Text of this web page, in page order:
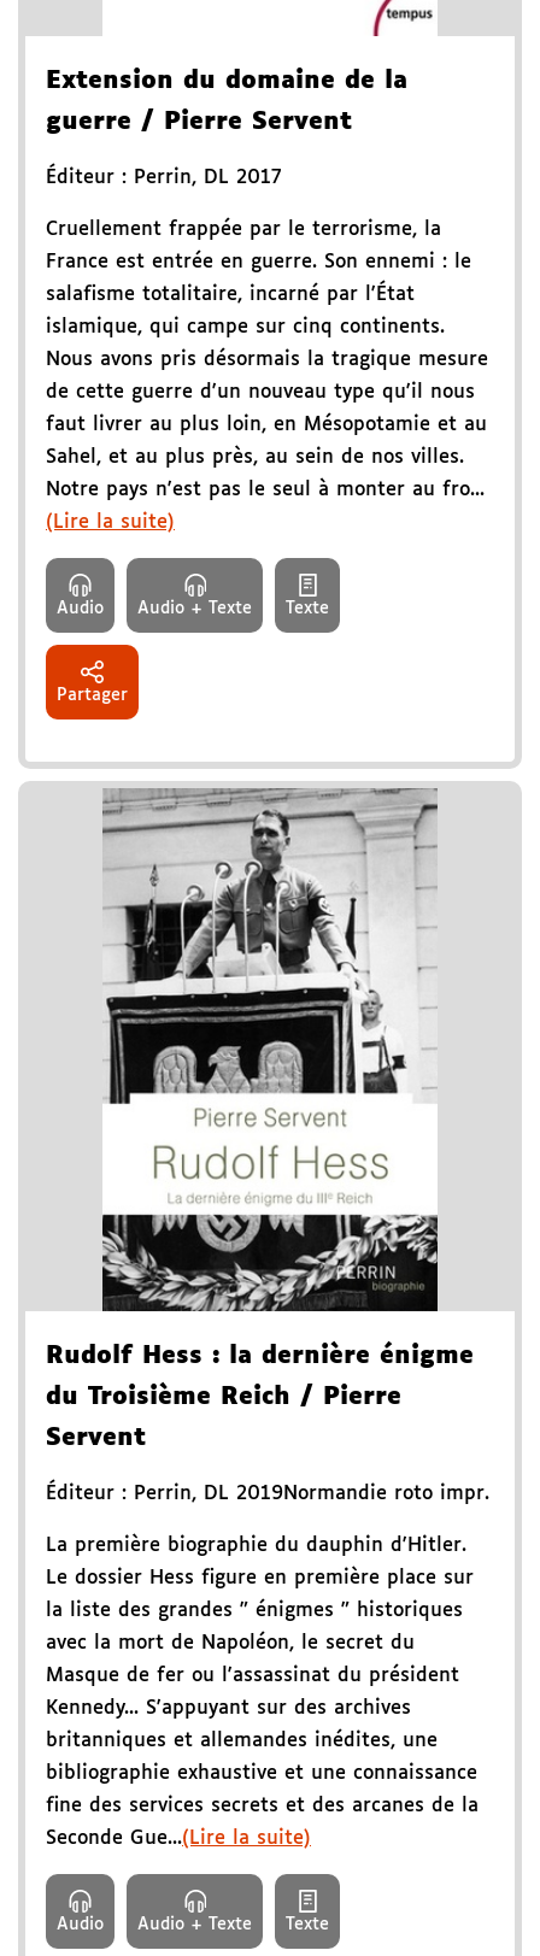
Extension du domaine de la
guerre / Pierre Servent
Éditeur : Perrin, DL 2017
Cruellement frappée par le terrorisme, la
France est entrée en guerre. Son ennemi : le
salafisme totalitaire, incarné par l'État
islamique, qui campe sur cinq continents.
Nous avons pris désormais la tragique mesure
de cette guerre d'un nouveau type qu'il nous
faut livrer au plus loin, en Mésopotamie et au
Sahel, et au plus près, au sein de nos villes.
Notre pays n'est pas le seul à monter au fro...
(Lire la suite)
Audio Audio + Texte Texte
Partager
Rudolf Hess : la dernière énigme
du Troisième Reich / Pierre
Servent
Éditeur : Perrin, DL 2019Normandie roto impr.
La première biographie du dauphin d'Hitler.
Le dossier Hess figure en première place sur
la liste des grandes " énigmes " historiques
avec la mort de Napoléon, le secret du
Masque de fer ou l'assassinat du président
Kennedy... S'appuyant sur des archives
britanniques et allemandes inédites, une
bibliographie exhaustive et une connaissance
fine des services secrets et des arcanes de la
Seconde Gue...(Lire la suite)
Audio Audio + Texte Texte